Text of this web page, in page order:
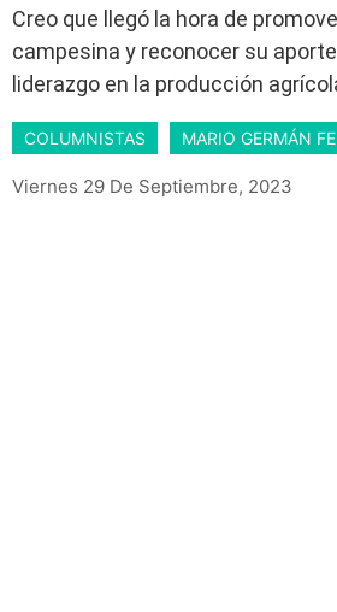
Creo que llegó la hora de
campesina y reconocer su
liderazgo en la producción
COLUMNISTAS MARIO GERMÁN
Viernes 29 De Septiembre, 2023